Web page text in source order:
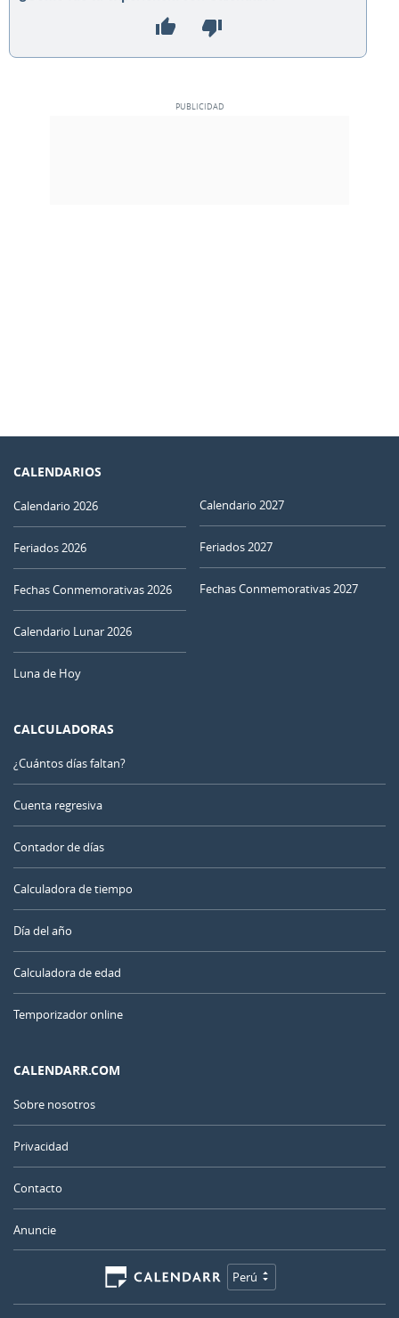
CALENDARIOS
Calendario 2026
Feriados 2026
Fechas Conmemorativas 2026
Calendario Lunar 2026
Luna de Hoy
Calendario 2027
Feriados 2027
Fechas Conmemorativas 2027
CALCULADORAS
¿Cuántos días faltan?
Cuenta regresiva
Contador de días
Calculadora de tiempo
Día del año
Calculadora de edad
Temporizador online
CALENDARR.COM
Sobre nosotros
Privacidad
Contacto
Anuncie
Perú